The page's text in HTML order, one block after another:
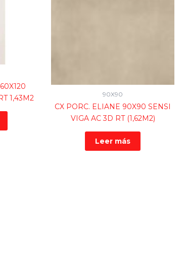
1,43M2
90X90
CX PORC. ELIANE 90X90 SENSI
VIGA AC 3D RT (1,62M2)
Leer más